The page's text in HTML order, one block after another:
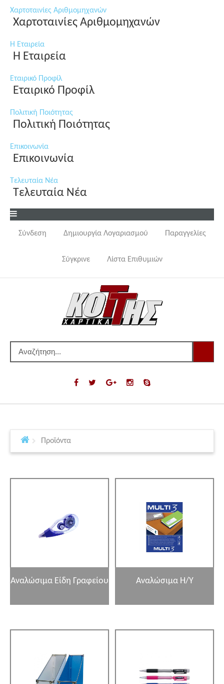
Χαρτοταινίες Αριθμομηχανών
Χαρτοταινίες Αριθμομηχανών
Η Εταιρεία
Η Εταιρεία
Εταιρικό Προφίλ
Εταιρικό Προφίλ
Πολιτική Ποιότητας
Πολιτική Ποιότητας
Επικοινωνία
Επικοινωνία
Τελευταία Νέα
Τελευταία Νέα
Σύνδεση Δημιουργία Λογαριασμού Παραγγελίες
Σύγκρινε Λίστα Επιθυμιών
Προϊόντα
Αναλώσιμα Είδη Γραφείου Αναλώσιμα Η/Υ